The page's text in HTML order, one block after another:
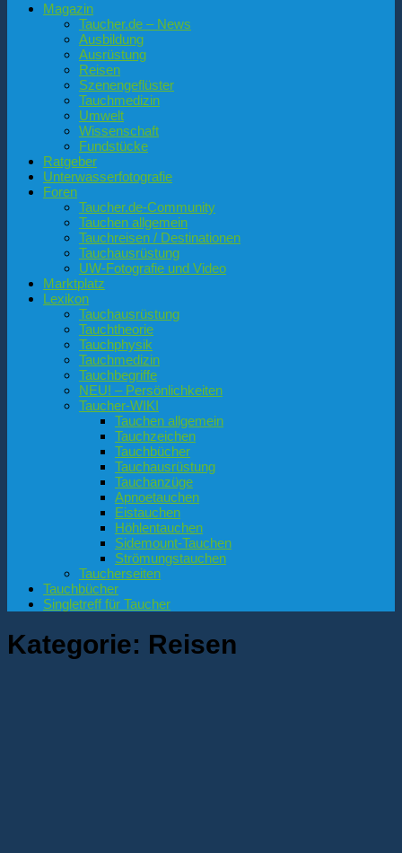
Magazin
Taucher.de – News
Ausbildung
Ausrüstung
Reisen
Szenengeflüster
Tauchmedizin
Umwelt
Wissenschaft
Fundstücke
Ratgeber
Unterwasserfotografie
Foren
Taucher.de-Community
Tauchen allgemein
Tauchreisen / Destinationen
Tauchausrüstung
UW-Fotografie und Video
Marktplatz
Lexikon
Tauchausrüstung
Tauchtheorie
Tauchphysik
Tauchmedizin
Tauchbegriffe
NEU! – Persönlichkeiten
Taucher-WIKI
Tauchen allgemein
Tauchzeichen
Tauchbücher
Tauchausrüstung
Tauchanzüge
Apnoetauchen
Eistauchen
Höhlentauchen
Sidemount-Tauchen
Strömungstauchen
Taucherseiten
Tauchbücher
Singletreff für Taucher
Kategorie: Reisen